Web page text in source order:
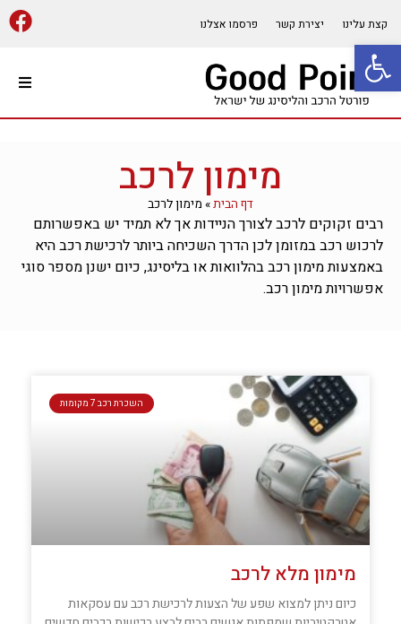
פתח סרגל נגישות
קצת עלינו יצירת קשר פרסמו אצלנו
עמוד הבית
השכרת רכב
מוסך רכב/אופנועים
רכב ליסינג
מימון לרכב
מימון לרכב
דף הבית» מימון לרכב
רבים זקוקים לרכב לצורך הניידות אך לא תמיד יש באפשרותם
לרכוש רכב במזומן לכן הדרך השכיחה ביותר לרכישת רכב היא
באמצעות מימון רכב בהלוואות או בליסינג, כיום ישנן מספר סוגי
אפשרויות מימון רכב.
השכרת רכב 7 מקומות
מימון מלא לרכב
כיום ניתן למצוא שפע של הצעות לרכישת רכב עם עסקאות